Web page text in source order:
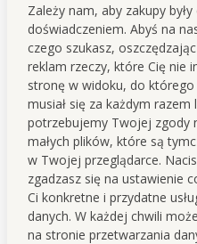
Zależy nam, aby zakupy
doświadczeniem. Abyś na
czego szukasz,
reklam rzeczy, które Cię nie
stronę w widoku, do
musiał się za każdym
potrzebujemy Twojej zgody
małych plików, które są
w Twojej przeglądarce.
zgadzasz się na ustawienie
Ci konkretne i przydatne
danych. W każdej chwili
na stronie przetwarzania